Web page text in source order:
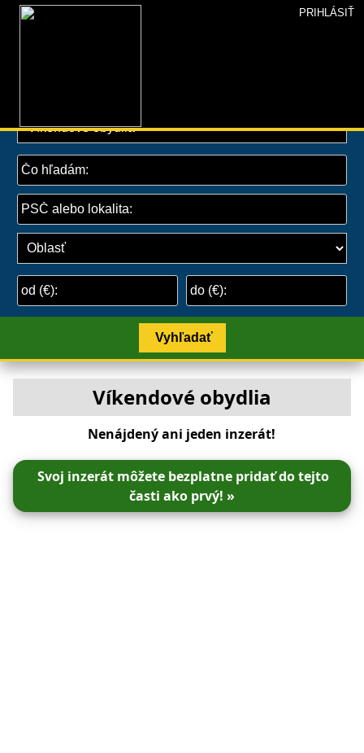
PRIHLÁSIŤ
Vyhľadať
Víkendové obydlia
Nenájdený ani jeden inzerát!
Svoj inzerát môžete bezplatne pridať do tejto
časti ako prvý! »